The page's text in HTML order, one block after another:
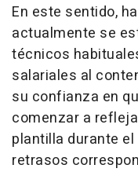
En este sentido,
actualmente se
técnicos
salariales al
su confianza en
comenzar a
plantilla durante
retrasos